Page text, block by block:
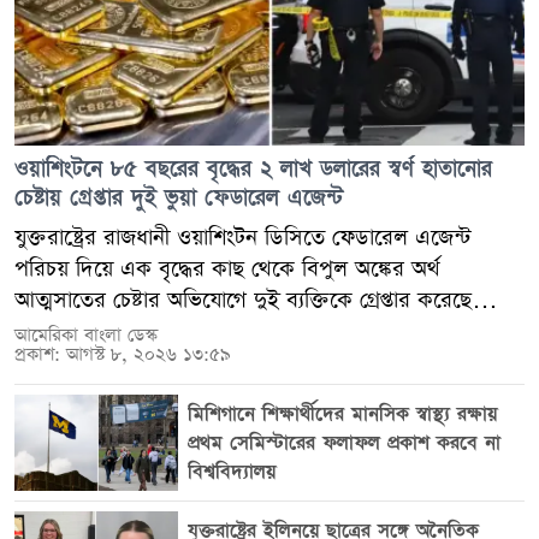
ওয়াশিংটনে ৮৫ বছরের বৃদ্ধের ২ লাখ ডলারের স্বর্ণ হাতানোর
চেষ্টায় গ্রেপ্তার দুই ভুয়া ফেডারেল এজেন্ট
যুক্তরাষ্ট্রের রাজধানী ওয়াশিংটন ডিসিতে ফেডারেল এজেন্ট
পরিচয় দিয়ে এক বৃদ্ধের কাছ থেকে বিপুল অঙ্কের অর্থ
আত্মসাতের চেষ্টার অভিযোগে দুই ব্যক্তিকে গ্রেপ্তার করেছে
পুলিশ। ৮৫ বছর বয়সী ওই বৃদ্ধকে প্রতারিত করে ২ লাখ
ডলারের বেশি মূল্যের স্বর্ণের বার হাতিয়ে নেওয়ার পরিকল্পনা
করেছিল তারা। মেট্রোপলিটন পুলিশ ডিপার্টমেন্ট (এমপিডি)
শুক্রবার জানিয়েছে, গ্রেপ্তারকৃতরা হলেন নিউইয়র্কের ফ্রেশ
মেডোজের বাসিন্দা চু লিন (৫০) এবং নর্থ ক্যারোলিনার
কর্নেলিয়াসের বাসিন্দা শিয়ান চেং (৪২)। ওই বৃদ্ধের বাড়ি থেকে
স্বর্ণ সংগ্রহ করতে গেলে পুলিশ তাদের হাতেনাতে গ্রেপ্তার করে।
আমেরিকা বাংলা ডেস্ক
প্রকাশ: আগস্ট ৮, ২০২৬ ১৩:৫৯
মিশিগানে শিক্ষার্থীদের মানসিক স্বাস্থ্য রক্ষায়
প্রথম সেমিস্টারের ফলাফল প্রকাশ করবে না
বিশ্ববিদ্যালয়
যুক্তরাষ্ট্রের ইলিনয়ে ছাত্রের সঙ্গে অনৈতিক